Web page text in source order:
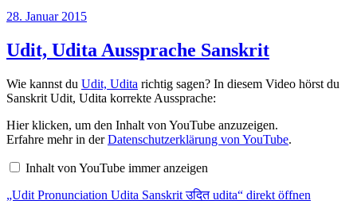
Veröffentlicht
28. Januar 2015
Udit, Udita Aussprache Sanskrit
Wie kannst du Udit, Udita richtig sagen? In diesem Video hörst du
Sanskrit Udit, Udita korrekte Aussprache:
„Udit
Pronunciation
Udita
उदित
von
Hier klicken, um den Inhalt von YouTube anzuzeigen.
Erfahre mehr in derDatenschutzerklärung von YouTube.
Inhalt von YouTube immer anzeigen
„Udit Pronunciation Udita Sanskrit उदित udita“ direkt öffnen